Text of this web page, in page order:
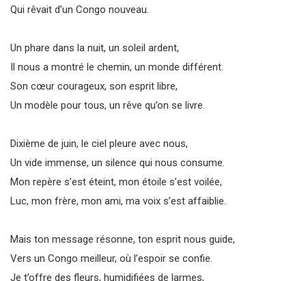
Qui rêvait d’un Congo nouveau.
Un phare dans la nuit, un soleil ardent,
Il nous a montré le chemin, un monde différent.
Son cœur courageux, son esprit libre,
Un modèle pour tous, un rêve qu’on se livre.
Dixième de juin, le ciel pleure avec nous,
Un vide immense, un silence qui nous consume.
Mon repère s’est éteint, mon étoile s’est voilée,
Luc, mon frère, mon ami, ma voix s’est affaiblie.
Mais ton message résonne, ton esprit nous guide,
Vers un Congo meilleur, où l’espoir se confie.
Je t’offre des fleurs, humidifiées de larmes,